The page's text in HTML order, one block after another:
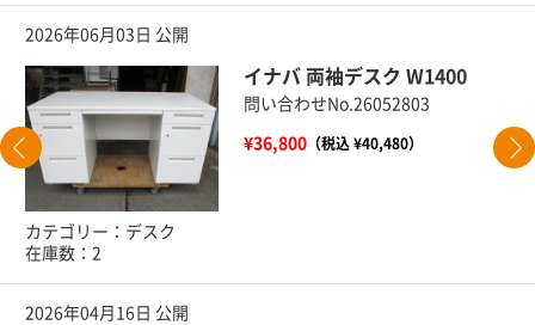
2026年06月03日 公開
イナバ 両袖デスク W1400
問い合わせNo.26052803
¥36,800（税込 ¥40,480）
カテゴリー：デスク
在庫数：2
2026年04月16日 公開